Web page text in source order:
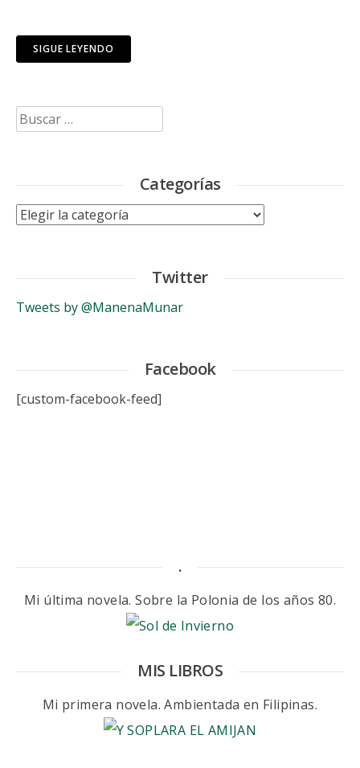
SIGUE LEYENDO
Buscar:
Categorías
Categorías
Twitter
Tweets by @ManenaMunar
Facebook
[custom-facebook-feed]
.
Mi última novela. Sobre la Polonia de los años 80.
MIS LIBROS
Mi primera novela. Ambientada en Filipinas.